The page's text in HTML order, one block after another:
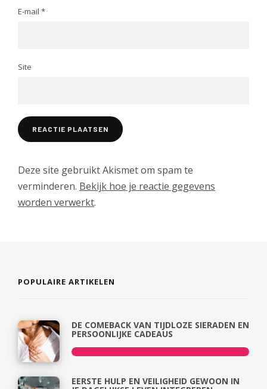
E-mail *
Site
Deze site gebruikt Akismet om spam te
verminderen. Bekijk hoe je reactie gegevens
worden verwerkt.
POPULAIRE ARTIKELEN
DE COMEBACK VAN TIJDLOZE SIERADEN EN
PERSOONLIJKE CADEAUS
EERSTE HULP EN VEILIGHEID GEWOON IN